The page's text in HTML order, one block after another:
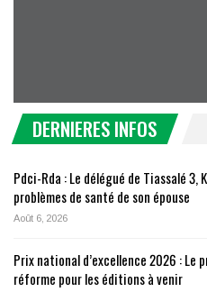
DERNIERES INFOS
Pdci-Rda : Le délégué de Tiassalé 3,
problèmes de santé de son épouse
Août 6, 2026
Prix national d’excellence 2026 : Le
réforme pour les éditions à venir